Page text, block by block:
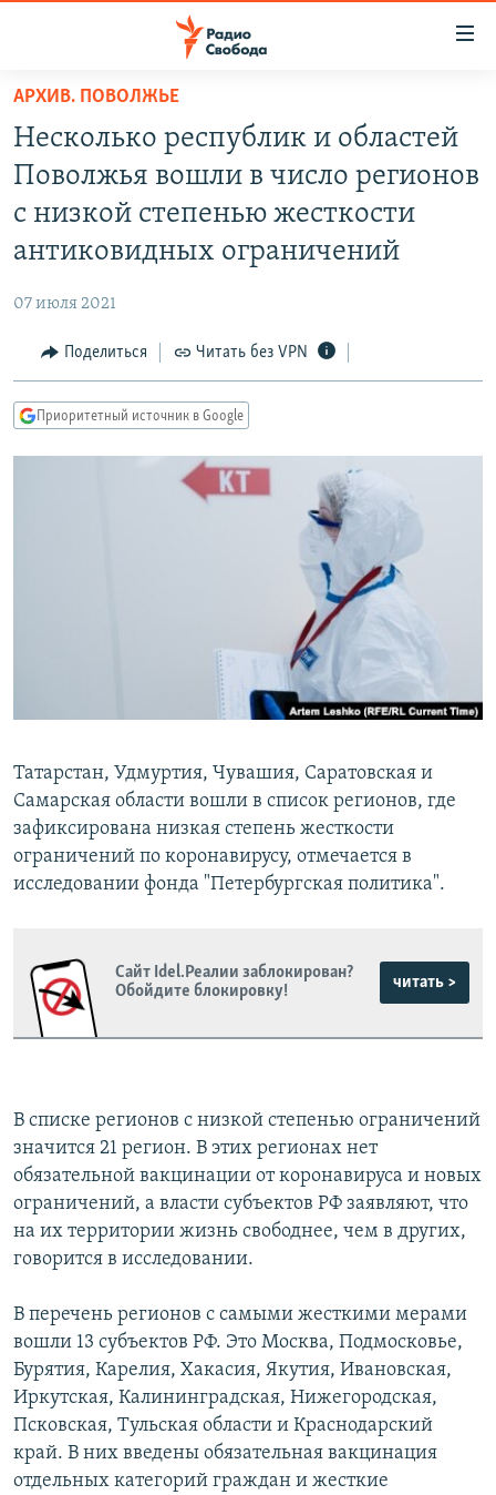
упрощенного
доступа
Вернуться
основному
содержанию
навигации
Вернутся
АВТОРСКИЕ ПРОЕКТЫ
IDEL.РЕАЛИИ
КАВКАЗ.РЕАЛИИ
Все сайты РСЕ/РС
АРХИВ. ПОВОЛЖЬЕ
Несколько республик и областей
Поволжья вошли в число регионов
с низкой степенью жесткости
антиковидных ограничений
07 июля 2021
Поделиться Читать без VPN
Приоритетный источник в Google
Татарстан, Удмуртия, Чувашия, Саратовская и
Самарская области вошли в список регионов, где
зафиксирована низкая степень жесткости
ограничений по коронавирусу, отмечается в
исследовании фонда "Петербургская политика".
Сайт Idel.Реалии заблокирован?
Обойдите блокировку!
читать >
В списке регионов с низкой степенью ограничений
значится 21 регион. В этих регионах нет
обязательной вакцинации от коронавируса и новых
ограничений, а власти субъектов РФ заявляют, что
на их территории жизнь свободнее, чем в других,
говорится в исследовании.
В перечень регионов с самыми жесткими мерами
вошли 13 субъектов РФ. Это Москва, Подмосковье,
Бурятия, Карелия, Хакасия, Якутия, Ивановская,
Иркутская, Калининградская, Нижегородская,
Псковская, Тульская области и Краснодарский
край. В них введены обязательная вакцинация
отдельных категорий граждан и жесткие